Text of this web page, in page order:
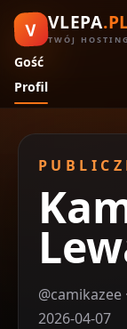
V VLEPA
TWÓJ
Profil
Gość
2026-04-07